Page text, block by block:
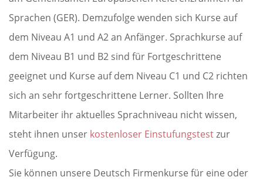
Sprachen (GER). Demzufolge wenden sich Kurse auf
dem Niveau A1 und A2 an Anfänger. Sprachkurse auf
dem Niveau B1 und B2 sind für Fortgeschrittene
geeignet und Kurse auf dem Niveau C1 und C2 richten
sich an sehr fortgeschrittene Lerner. Sollten Ihre
Mitarbeiter ihr aktuelles Sprachniveau nicht wissen,
steht ihnen unser kostenloser Einstufungstestzur
Verfügung.
Sie können unsere Deutsch Firmenkurse für eine oder